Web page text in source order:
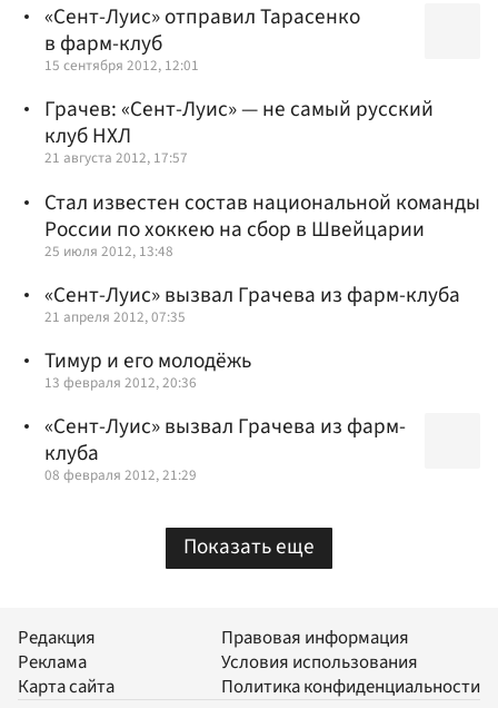
«Сент-Луис» отправил Тарасенко
в фарм-клуб
15 сентября 2012, 12:01
Грачев: «Сент-Луис» — не самый русский
клуб НХЛ
21 августа 2012, 17:57
Стал известен состав национальной команды
России по хоккею на сбор в Швейцарии
25 июля 2012, 13:48
«Сент-Луис» вызвал Грачева из фарм-клуба
21 апреля 2012, 07:35
Тимур и его молодёжь
13 февраля 2012, 20:36
«Сент-Луис» вызвал Грачева из фарм-
клуба
08 февраля 2012, 21:29
Показать еще
Редакция
Реклама
Карта сайта
Правовая информация
Условия использования
Политика конфиденциальности